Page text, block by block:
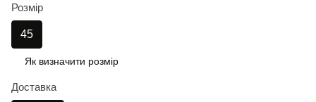
Розмір
45
Як визначити розмір
Доставка